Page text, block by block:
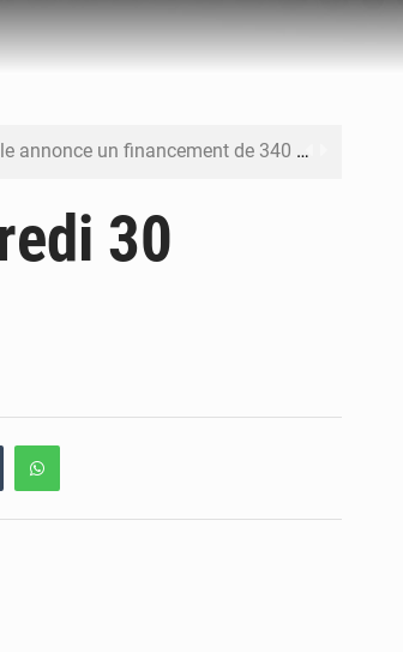
milliards FCFA pour soutenir les priorités de la Vision Sénégal 2050
FCFA pour contenir les prix des carburants et de l’électricité
30